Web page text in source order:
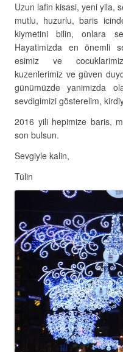
Uzun lafin kisasi, yeni yila,
mutlu, huzurlu, baris
kiymetini bilin, onlara
Hayatimizda en önemli
esimiz ve
kuzenlerimiz ve güven
günümüzde yanimizda
sevdigimizi gösterelim,
2016 yili hepimize baris,
son bulsun.
Sevgiyle kalin,
Tülin